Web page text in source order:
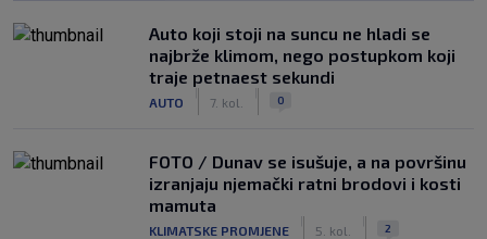
Auto koji stoji na suncu ne hladi se
najbrže klimom, nego postupkom koji
traje petnaest sekundi
AUTO 7. kol. 0
FOTO / Dunav se isušuje, a na površinu
izranjaju njemački ratni brodovi i kosti
mamuta
KLIMATSKE PROMJENE 5. kol. 2